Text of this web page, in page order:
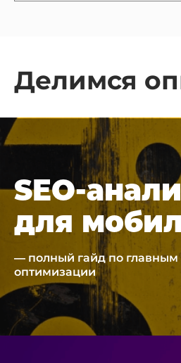
Делимся
SEO-
для
— полный гайд по главным
оптимизации